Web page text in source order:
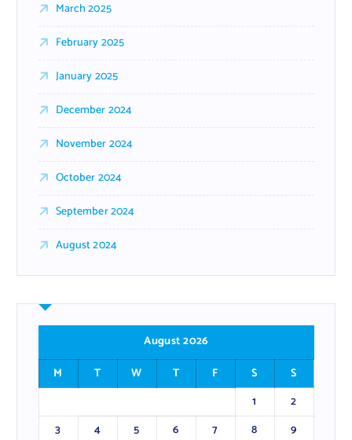
March 2025
February 2025
January 2025
December 2024
November 2024
October 2024
September 2024
August 2024
August 2026
M
T W T F S
S
1
2
3
4 5 6 7 8
9